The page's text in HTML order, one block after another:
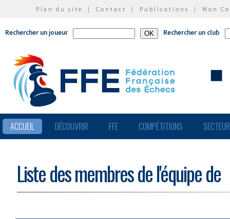
Plan du site | Contact | Publications | Mon
Rechercher un joueur Rechercher un club
ACCUEIL DÉCOUVRIR FFE COMPÉTITIONS
Liste des membres de l'équipe de